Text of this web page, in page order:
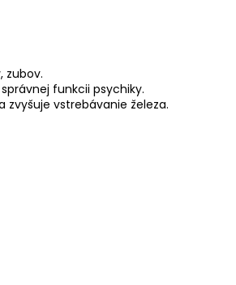
zubov.
funkcii psychiky.
vstrebávanie železa.